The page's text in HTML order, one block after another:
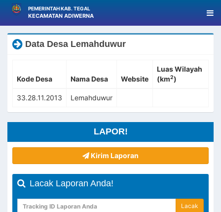
PEMERINTAH KAB. TEGAL
KECAMATAN ADIWERNA
Data Desa Lemahduwur
Kode Desa Nama Desa Website
Luas Wilayah
(km2)
33.28.11.2013 Lemahduwur
LAPOR!
Kirim Laporan
Lacak Laporan Anda!
Lacak